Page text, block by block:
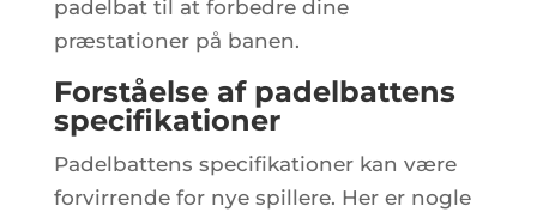
padelbat til at forbedre dine
præstationer på banen.
Forståelse af padelbattens
specifikationer
Padelbattens specifikationer kan være
forvirrende for nye spillere. Her er nogle